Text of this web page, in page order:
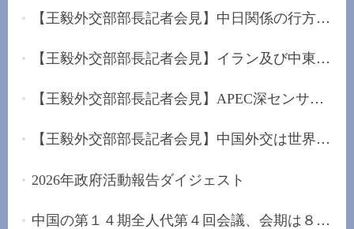
【王毅外交部部長記者会見】中日関係の行方は日本...
【王毅外交部部長記者会見】イラン及び中東に堅持...
【王毅外交部部長記者会見】APEC深センサミットを...
【王毅外交部部長記者会見】中国外交は世界的な混...
2026年政府活動報告ダイジェスト
中国の第１４期全人代第４回会議、会期は８日間